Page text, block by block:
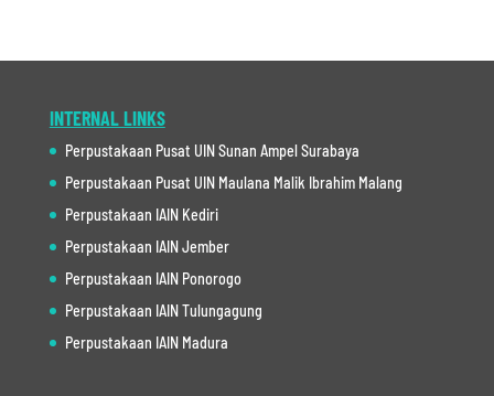
INTERNAL LINKS
Perpustakaan Pusat UIN Sunan Ampel Surabaya
Perpustakaan Pusat UIN Maulana Malik Ibrahim Malang
Perpustakaan IAIN Kediri
Perpustakaan IAIN Jember
Perpustakaan IAIN Ponorogo
Perpustakaan IAIN Tulungagung
Perpustakaan IAIN Madura